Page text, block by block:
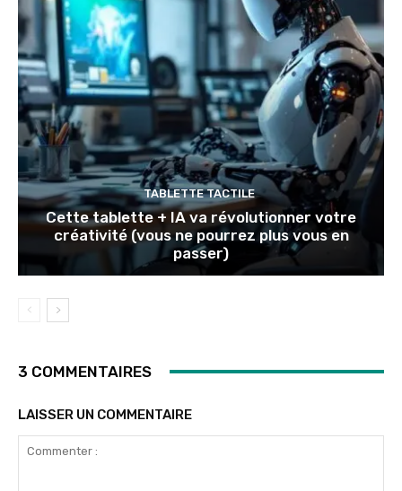
TABLETTE TACTILE
Cette tablette + IA va révolutionner votre
créativité (vous ne pourrez plus vous en
passer)
3 COMMENTAIRES
LAISSER UN COMMENTAIRE